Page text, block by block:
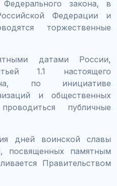
закона, в
Федерации и
торжественные
датами России,
1.1 настоящего
по инициативе
и общественных
публичные
дней воинской славы
посвященных памятным
Правительством